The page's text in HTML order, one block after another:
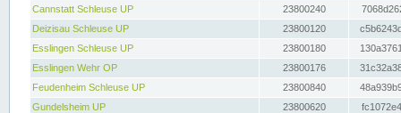
Cannstatt Schleuse UP
23800240
Deizisau Schleuse UP
23800120
Esslingen Schleuse UP
23800180
Esslingen Wehr OP
23800176
Feudenheim Schleuse UP
23800840
Gundelsheim UP
23800620